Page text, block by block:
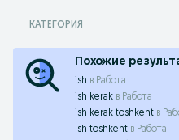
КАТЕГОРИЯ
Похожие
ish в Работа
ish kerak в Работа
ish kerak toshkent в
ish toshkent в Работа